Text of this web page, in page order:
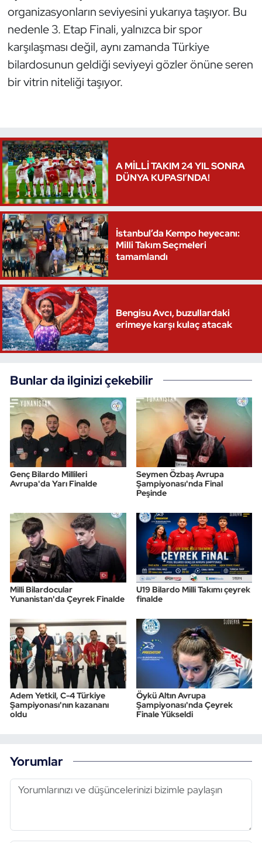
organizasyonların seviyesini yukarıya taşıyor. Bu
nedenle 3. Etap Finali, yalnızca bir spor
karşılaşması değil, aynı zamanda Türkiye
bilardosunun geldiği seviyeyi gözler önüne seren
bir vitrin niteliği taşıyor.
A MİLLİ TAKIM 24 YIL SONRA
DÜNYA KUPASI’NDA!
İstanbul’da Kempo heyecanı:
Milli Takım Seçmeleri
tamamlandı
Bengisu Avcı, buzullardaki
erimeye karşı kulaç atacak
Bunlar da ilginizi çekebilir
Genç Bilardo Millileri
Avrupa'da Yarı Finalde
Seymen Özbaş Avrupa
Şampiyonası'nda Final
Peşinde
Milli Bilardocular
Yunanistan'da Çeyrek Finalde
U19 Bilardo Milli Takımı çeyrek
finalde
Adem Yetkil, C-4 Türkiye
Şampiyonası'nın kazananı
oldu
Öykü Altın Avrupa
Şampiyonası'nda Çeyrek
Finale Yükseldi
Yorumlar
Oryantiring
Özel Sporcular
Paralimpik
Satranç
Su Topu
Sualtı Sporları
Tekvando
Tenis
Triatlon
Voleybol
Vücut Geliştirme Fitness
Wushu Kungfu
Yelken
Yüzme